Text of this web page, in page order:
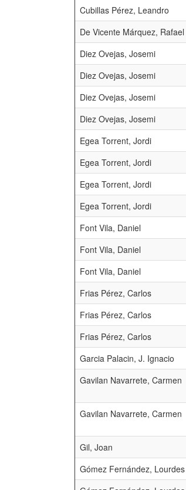
Cubillas Pérez, Leandro
De Vicente Márquez, Rafael
Diez Ovejas, Josemi
Diez Ovejas, Josemi
Diez Ovejas, Josemi
Diez Ovejas, Josemi
Egea Torrent, Jordi
Egea Torrent, Jordi
Egea Torrent, Jordi
Egea Torrent, Jordi
Font Vila, Daniel
Font Vila, Daniel
Font Vila, Daniel
Frias Pérez, Carlos
Frias Pérez, Carlos
Frias Pérez, Carlos
Garcia Palacin, J. Ignacio
Gavilan Navarrete, Carmen
Gavilan Navarrete, Carmen
Gil, Joan
Gómez Fernández, Lourdes